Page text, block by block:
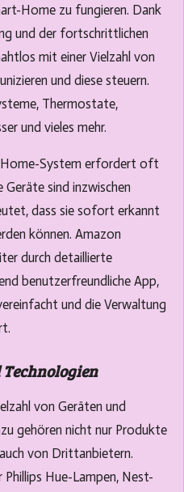
Home zu fungieren. Dank
und der fortschrittlichen
mit einer Vielzahl von
und diese steuern.
Thermostate,
und vieles mehr.
Home-System erfordert oft
Geräte sind inzwischen
dass sie sofort erkannt
können. Amazon
durch detaillierte
benutzerfreundliche App,
und die Verwaltung
von Geräten und
gehören nicht nur Produkte
von Drittanbietern.
Hue-Lampen, Nest-